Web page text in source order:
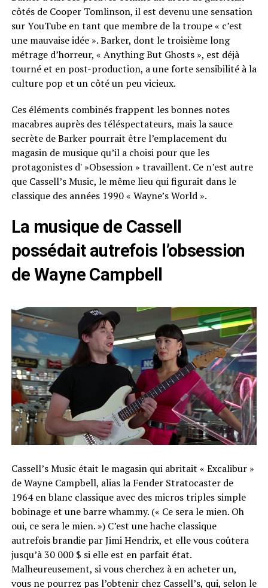
côtés de Cooper Tomlinson, il est devenu une sensation
sur YouTube en tant que membre de la troupe « c’est
une mauvaise idée ». Barker, dont le troisième long
métrage d’horreur, « Anything But Ghosts », est déjà
tourné et en post-production, a une forte sensibilité à la
culture pop et un côté un peu vicieux.
Ces éléments combinés frappent les bonnes notes
macabres auprès des téléspectateurs, mais la sauce
secrète de Barker pourrait être l’emplacement du
magasin de musique qu’il a choisi pour que les
protagonistes d' »Obsession » travaillent. Ce n’est autre
que Cassell’s Music, le même lieu qui figurait dans le
classique des années 1990 « Wayne’s World ».
La musique de Cassell
possédait autrefois l’obsession
de Wayne Campbell
Cassell’s Music était le magasin qui abritait « Excalibur »
de Wayne Campbell, alias la Fender Stratocaster de
1964 en blanc classique avec des micros triples simple
bobinage et une barre whammy. (« Ce sera le mien. Oh
oui, ce sera le mien. ») C’est une hache classique
autrefois brandie par Jimi Hendrix, et elle vous coûtera
jusqu’à 30 000 $ si elle est en parfait état.
Malheureusement, si vous cherchez à en acheter un,
vous ne pourrez pas l’obtenir chez Cassell’s, qui, selon le